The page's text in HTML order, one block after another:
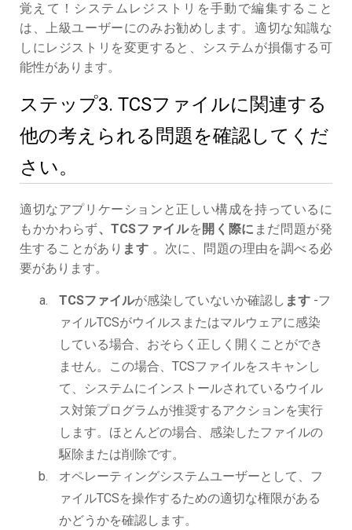
覚えて！システムレジストリを手動で編集すること
は、上級ユーザーにのみお勧めします。適切な知識な
しにレジストリを変更すると、システムが損傷する可
能性があります。
ステップ3. TCSファイルに関連する
他の考えられる問題を確認してくだ
さい。
適切なアプリケーションと正しい構成を持っているに
もかかわらず、TCSファイルを 開く際に まだ問題が発
生することがあり ます 。次に、問題の理由を調べる必
要があります。
TCSファイルが感染していないか確認し ます -フ
ァイルTCSがウイルスまたはマルウェアに感染
している場合、おそらく正しく開くことができ
ません。この場合、TCSファイルをスキャンし
て、システムにインストールされているウイル
ス対策プログラムが推奨するアクションを実行
します。ほとんどの場合、感染したファイルの
駆除または削除です。
オペレーティングシステムユーザーとして、フ
ァイルTCSを操作するための適切な権限がある
かどうかを確認します。